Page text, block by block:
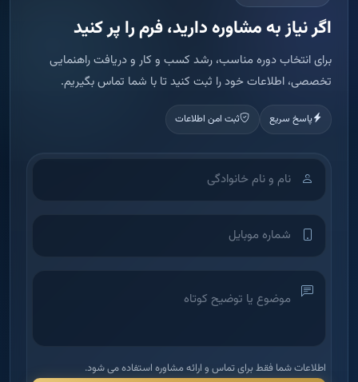
اگر نیاز به مشاوره دارید، فرم را پر کنید
برای انتخاب دوره مناسب، رشد کسب و کار و دریافت راهنمایی
تخصصی، اطلاعات خود را ثبت کنید تا با شما تماس بگیریم.
پاسخ سریع ثبت امن اطلاعات
اطلاعات شما فقط برای تماس و ارائه مشاوره استفاده می شود.